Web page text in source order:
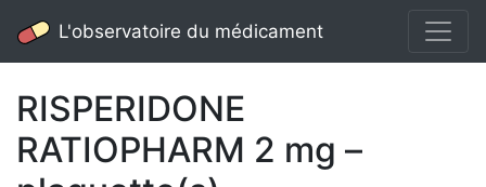
L'observatoire du médicament
RISPERIDONE
RATIOPHARM 2 mg –